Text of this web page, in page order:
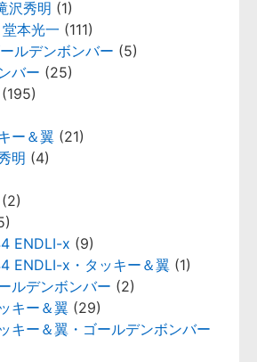
沢秀明 (1)
本光一 (111)
ルデンボンバー (5)
バー (25)
(195)
ー＆翼 (21)
明 (4)
(2)
ENDLI-x (9)
ENDLI-x・タッキー＆翼 (1)
ルデンボンバー (2)
キー＆翼 (29)
キー＆翼・ゴールデンボンバー